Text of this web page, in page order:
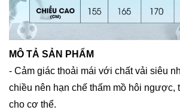
MÔ TẢ SẢN PHẨM
- Cảm giác thoải mái với chất vải siêu
chiều nên hạn chế thấm mồ hôi ngược,
cho cơ thể.